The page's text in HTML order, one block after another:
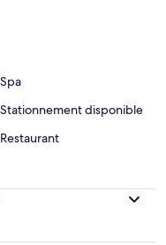
Spa
Stationnement disponible
Restaurant